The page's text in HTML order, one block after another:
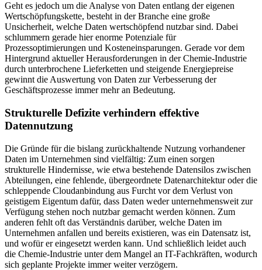
Geht es jedoch um die Analyse von Daten entlang der eigenen
Wertschöpfungskette, besteht in der Branche eine große
Unsicherheit, welche Daten wertschöpfend nutzbar sind. Dabei
schlummern gerade hier enorme Potenziale für
Prozessoptimierungen und Kosteneinsparungen. Gerade vor dem
Hintergrund aktueller Herausforderungen in der Chemie-Industrie
durch unterbrochene Lieferketten und steigende Energiepreise
gewinnt die Auswertung von Daten zur Verbesserung der
Geschäftsprozesse immer mehr an Bedeutung.
Strukturelle Defizite verhindern effektive
Datennutzung
Die Gründe für die bislang zurückhaltende Nutzung vorhandener
Daten im Unternehmen sind vielfältig: Zum einen sorgen
strukturelle Hindernisse, wie etwa bestehende Datensilos zwischen
Abteilungen, eine fehlende, übergeordnete Datenarchitektur oder die
schleppende Cloudanbindung aus Furcht vor dem Verlust von
geistigem Eigentum dafür, dass Daten weder unternehmensweit zur
Verfügung stehen noch nutzbar gemacht werden können. Zum
anderen fehlt oft das Verständnis darüber, welche Daten im
Unternehmen anfallen und bereits existieren, was ein Datensatz ist,
und wofür er eingesetzt werden kann. Und schließlich leidet auch
die Chemie-Industrie unter dem Mangel an IT-Fachkräften, wodurch
sich geplante Projekte immer weiter verzögern.